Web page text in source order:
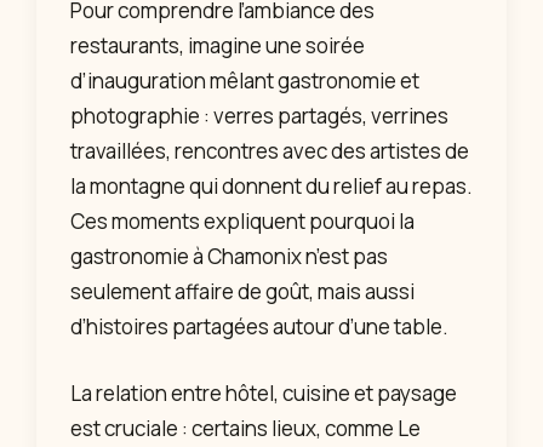
Pour comprendre l’ambiance des
restaurants, imagine une soirée
d’inauguration mêlant gastronomie et
photographie : verres partagés, verrines
travaillées, rencontres avec des artistes de
la montagne qui donnent du relief au repas.
Ces moments expliquent pourquoi la
gastronomie à Chamonix n’est pas
seulement affaire de goût, mais aussi
d’histoires partagées autour d’une table.
La relation entre hôtel, cuisine et paysage
est cruciale : certains lieux, comme Le